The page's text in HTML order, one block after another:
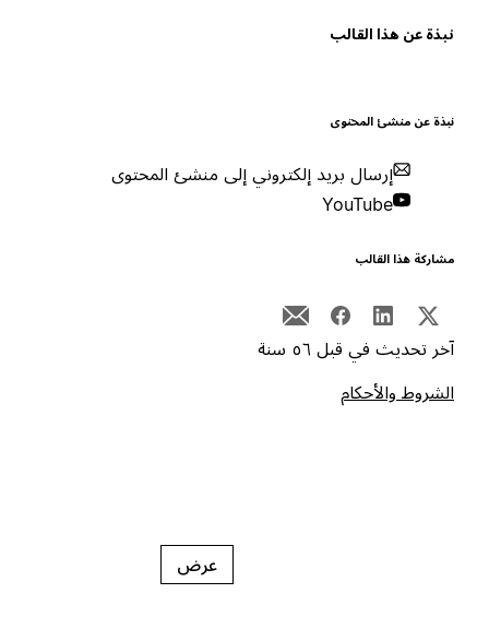
عن هذا القالب
عن منشئ المحتوى
إرسال بريد إلكتروني إلى منشئ المحتوى
YouTube
هذا القالب
تحديث في قبل ٥٦ سنة
والأحكام
عرض